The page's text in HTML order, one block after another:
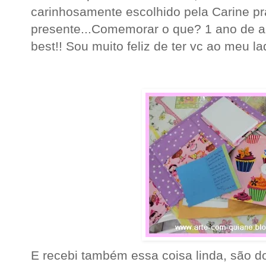
carinhosamente escolhido pela Carine
presente...Comemorar o que? 1 ano de
best!! Sou muito feliz de ter vc ao meu
E recebi também essa coisa linda, são